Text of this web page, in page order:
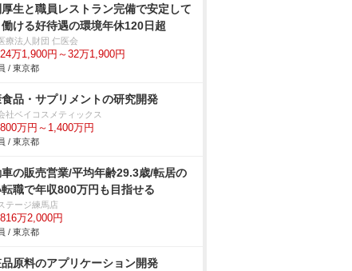
生と職員レストラン完備で安定して
ける好待遇の環境年休120日超
療法人財団 仁医会
万1,900円～32万1,900円
/ 東京都
品・サプリメントの研究開発
社ベイコスメティックス
万円～1,400万円
/ 東京都
車の販売営業/平均年齢29.3歳/転居の
職で年収800万円も目指せる
テージ練馬店
万2,000円
/ 東京都
原料のアプリケーション開発